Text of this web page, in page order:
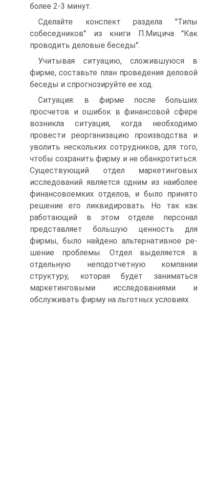
более 2-3 минут.
Сделайте конспект раздела ''Типы
собеседников'' из книги П.Мицича ''Как
проводить деловые беседы''.
Учитывая ситуацию, сложившуюся в
фирме, составьте план проведения деловой
беседы и спрогнозируйте ее ход.
Ситуация: в фирме после больших
просчетов и ошибок в финансовой сфере
возникла ситуация, когда необходимо
провести реорганизацию производства и
уволить нескольких сотрудников, для того,
чтобы сохранить фирму и не обанкротиться.
Существующий отдел маркетинговых
исследований является одним из наиболее
финансовоемких отделов, и было принято
решение его ликвидировать. Но так как
работающий в этом отделе персонал
представляет большую ценность для
фирмы, было найдено альтернативное ре-
шение проблемы. Отдел выделяется в
отдельную неподотчетную компании
структуру, которая будет заниматься
маркетинговыми исследованиями и
обслуживать фирму на льготных условиях.